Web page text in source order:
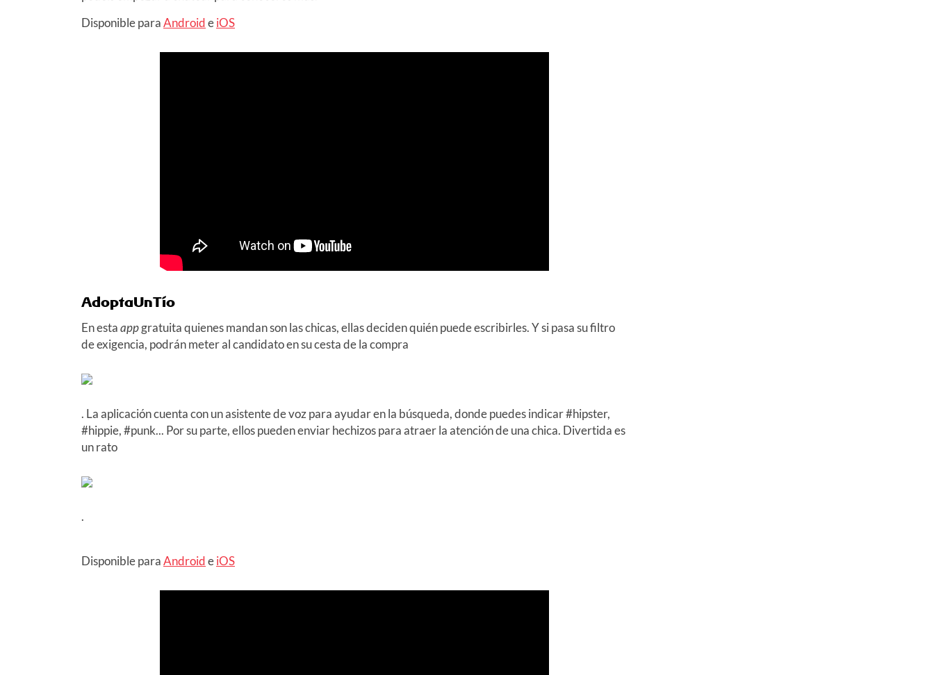
Disponible paraAndroideiOS
AdoptaUnTío
En estaappgratuita quienes mandan son las chicas, ellas deciden quién puede escribirles. Y si pasa su filtro
de exigencia, podrán meter al candidato en su cesta de la compra
. La aplicación cuenta con un asistente de voz para ayudar en la búsqueda, donde puedes indicar #hipster,
#hippie, #punk... Por su parte, ellos pueden enviar hechizos para atraer la atención de una chica. Divertida es
un rato
.
Disponible paraAndroideiOS